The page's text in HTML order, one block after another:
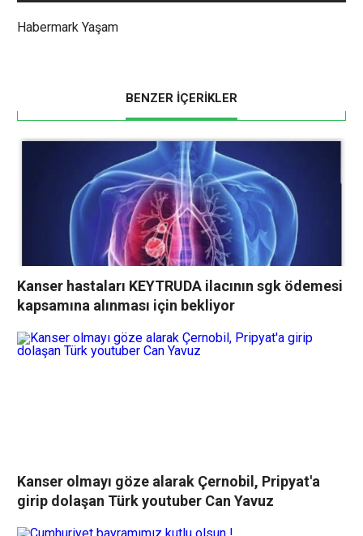
Habermark Yaşam
BENZER İÇERİKLER
Kanser hastaları KEYTRUDA ilacının sgk ödemesi
kapsamına alınması için bekliyor
Kanser olmayı göze alarak Çernobil, Pripyat'a
girip dolaşan Türk youtuber Can Yavuz